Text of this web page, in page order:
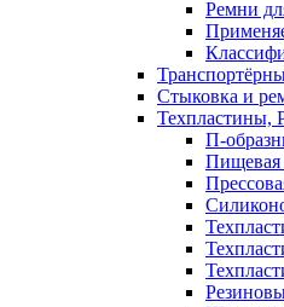
Ремни
Стыковка и
Техпластины,
П-
Пищевая